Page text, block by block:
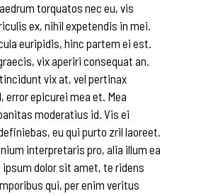
torquatos nec eu, vis
ex, nihil expetendis in mei.
euripidis, hinc partem ei est.
vix aperiri consequat an.
vix at, vel pertinax
error epicurei mea et. Mea
moderatius id. Vis ei
eu qui purto zril laoreet.
interpretaris pro, alia illum ea
dolor sit amet, te ridens
qui, per enim veritus